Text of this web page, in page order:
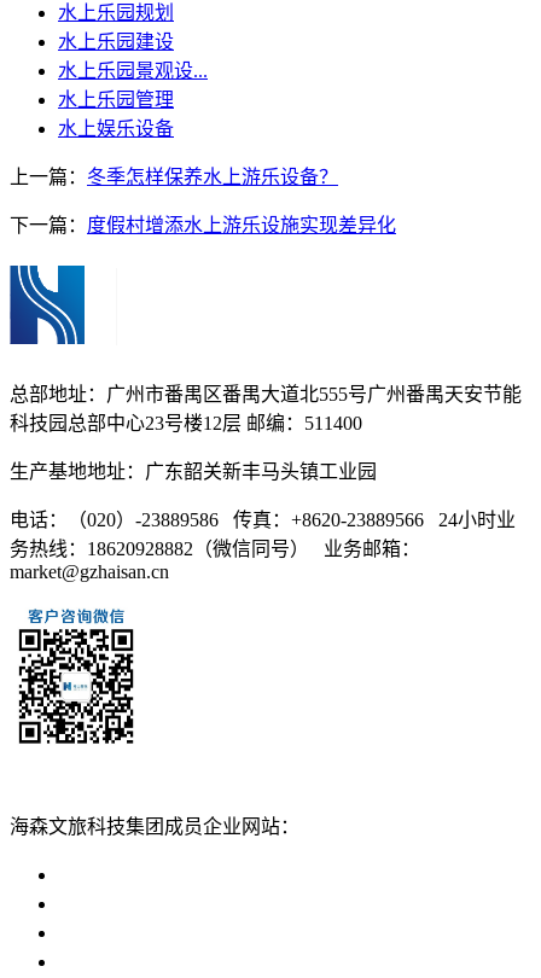
水上乐园规划
水上乐园建设
水上乐园景观设...
水上乐园管理
水上娱乐设备
上一篇： 冬季怎样保养水上游乐设备？
下一篇： 度假村增添水上游乐设施实现差异化
总部地址：广州市番禺区番禺大道北555号广州番禺天安节能
科技园总部中心23号楼12层 邮编：511400
生产基地地址：广东韶关新丰马头镇工业园
电话：（020）-23889586 传真：+8620-23889566 24小时业
务热线：18620928882（微信同号） 业务邮箱：
market@gzhaisan.cn
海森文旅科技集团成员企业网站：